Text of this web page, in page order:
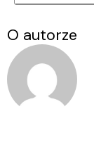
O autorze